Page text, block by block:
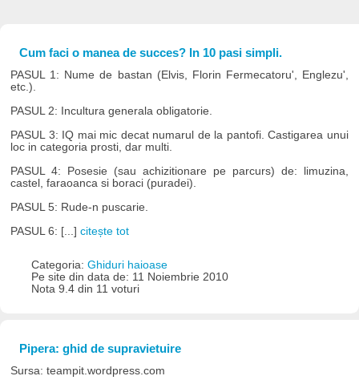
Cum faci o manea de succes? In 10 pasi simpli.
PASUL 1: Nume de bastan (Elvis, Florin Fermecatoru', Englezu',
etc.).
PASUL 2: Incultura generala obligatorie.
PASUL 3: IQ mai mic decat numarul de la pantofi. Castigarea unui
loc in categoria prosti, dar multi.
PASUL 4: Posesie (sau achizitionare pe parcurs) de: limuzina,
castel, faraoanca si boraci (puradei).
PASUL 5: Rude-n puscarie.
PASUL 6: [...]citește tot
Categoria: Ghiduri haioase
Pe site din data de: 11 Noiembrie 2010
Nota 9.4 din 11 voturi
Pipera: ghid de supravietuire
Sursa: teampit.wordpress.com